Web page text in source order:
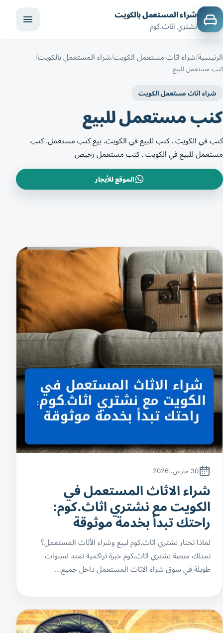
شراء المستعمل بالكويت
نشتري اثاث.كوم
الرئيسية شراء اثاث مستعمل الكويت شراء المستعمل بالكويت
كنب مستعمل للبيع
شراء اثاث مستعمل الكويت
كنب مستعمل للبيع
كنب في الكويت . كنب للبيع في الكويت. بيع كنب مستعمل. كنب
مستعمل للبيع في الكويت . كنب مستعمل رخيص
الموقع للأيجار
30 مارس، 2026
شراء الاثاث المستعمل في
الكويت مع نشتري اثاث.كوم:
راحتك تبدأ بخدمة موثوقة
لماذا تختار نشتري اثاث.كوم لبيع وشراء الأثاث المستعمل؟
تمتلك منصة نشتري اثاث.كوم خبرة تراكمية تمتد لسنوات
طويلة في سوق شراء الاثاث المستعمل داخل جميع…